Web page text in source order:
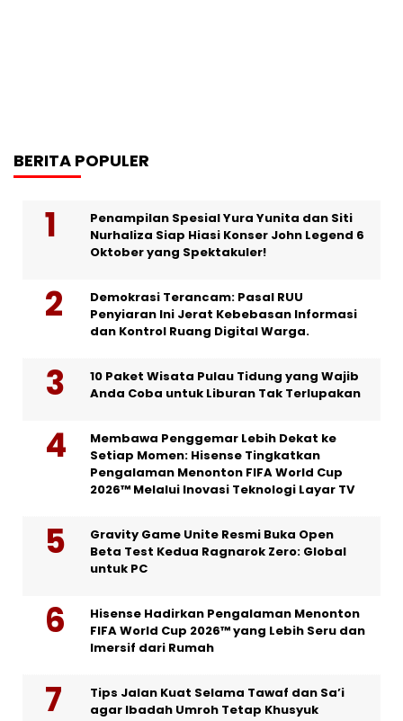
BERITA POPULER
Penampilan Spesial Yura Yunita dan Siti
Nurhaliza Siap Hiasi Konser John Legend 6
Oktober yang Spektakuler!
Demokrasi Terancam: Pasal RUU
Penyiaran Ini Jerat Kebebasan Informasi
dan Kontrol Ruang Digital Warga.
10 Paket Wisata Pulau Tidung yang Wajib
Anda Coba untuk Liburan Tak Terlupakan
Membawa Penggemar Lebih Dekat ke
Setiap Momen: Hisense Tingkatkan
Pengalaman Menonton FIFA World Cup
2026™ Melalui Inovasi Teknologi Layar TV
Gravity Game Unite Resmi Buka Open
Beta Test Kedua Ragnarok Zero: Global
untuk PC
Hisense Hadirkan Pengalaman Menonton
FIFA World Cup 2026™ yang Lebih Seru dan
Imersif dari Rumah
Tips Jalan Kuat Selama Tawaf dan Sa’i
agar Ibadah Umroh Tetap Khusyuk